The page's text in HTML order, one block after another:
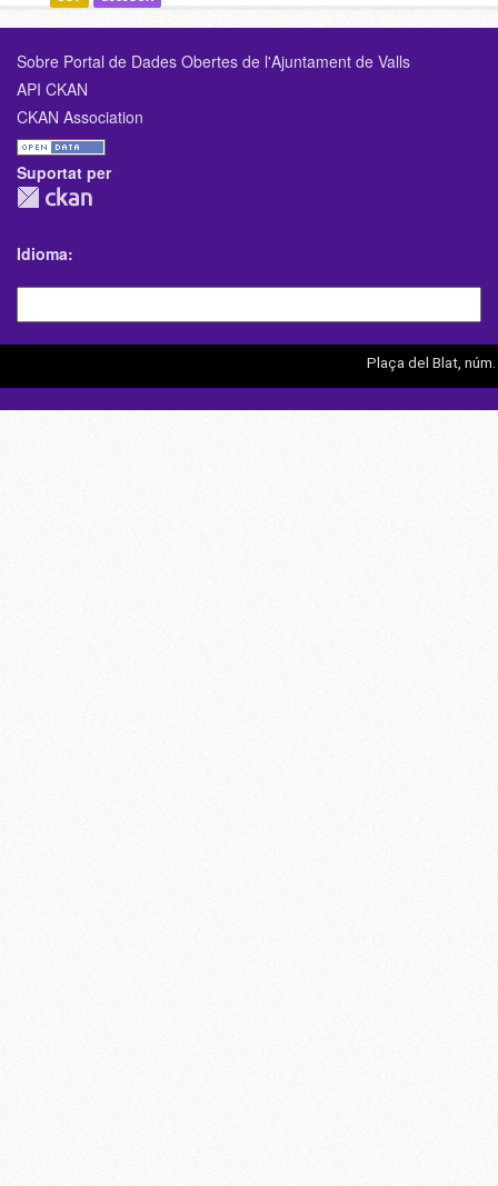
Sobre Portal de Dades Obertes de l'Ajuntament de Valls
API CKAN
CKAN Association
Suportat per
Idioma
Plaça del Blat,